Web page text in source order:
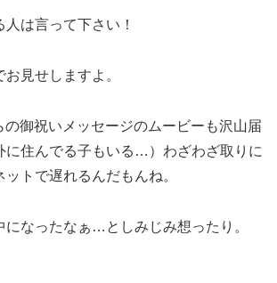
は言って下さい！
見せしますよ。
の御祝いメッセージのムービーも沢山届
に住んでる子もいる…）わざわざ取りに
トで遅れるんだもんね。
になったなぁ…としみじみ想ったり。